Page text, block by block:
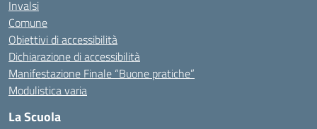
Invalsi
Comune
Obiettivi di accessibilità
Dichiarazione di accessibilità
Manifestazione Finale “Buone pratiche”
Modulistica varia
La Scuola